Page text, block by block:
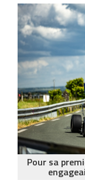
Pour sa